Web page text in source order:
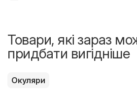
Товари, які зараз
придбати вигідніше
Окуляри